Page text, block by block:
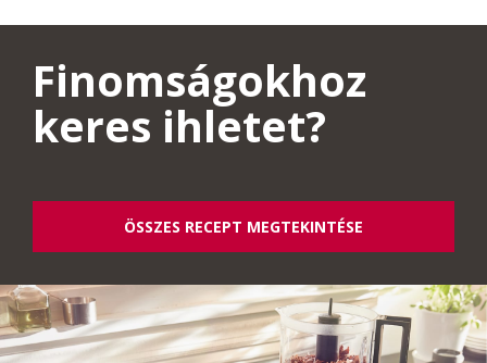
Finomságokhoz
keres ihletet?
ÖSSZES RECEPT MEGTEKINTÉSE